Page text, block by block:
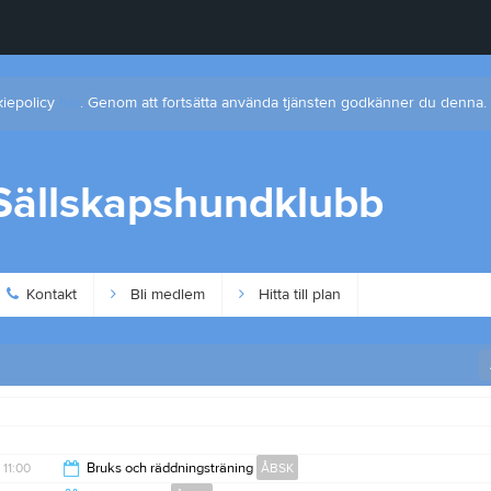
. Genom att fortsätta använda tjänsten godkänner du denna.
Kontakt Bli medlem Hitta till plan
11:00 Bruks och räddningsträning ÅBSK